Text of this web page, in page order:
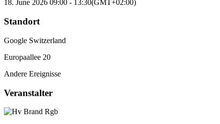
18. June 2026 09:00 - 13:30(GMT+02:00)
Standort
Google Switzerland
Europaallee 20
Andere Ereignisse
Veranstalter